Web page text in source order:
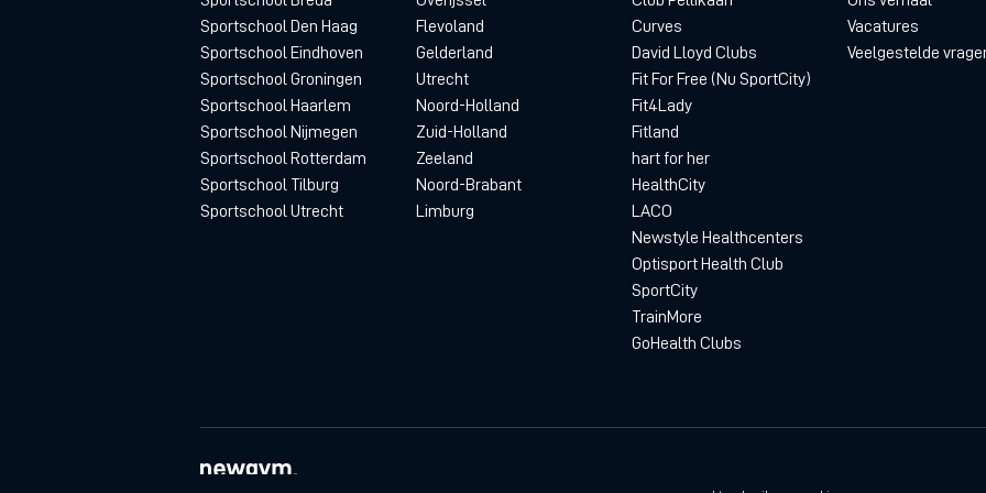
Sportschool Den Haag
Sportschool Eindhoven
Sportschool Groningen
Sportschool Haarlem
Sportschool Nijmegen
Sportschool Rotterdam
Sportschool Tilburg
Sportschool Utrecht
Flevoland
Gelderland
Utrecht
Noord-Holland
Zuid-Holland
Zeeland
Noord-Brabant
Limburg
Curves
David Lloyd Clubs
Fit For Free (Nu SportCity)
Fit4Lady
Fitland
hart for her
HealthCity
LACO
Newstyle Healthcenters
Optisport Health Club
SportCity
TrainMore
GoHealth Clubs
Vacatures
Veelgestelde